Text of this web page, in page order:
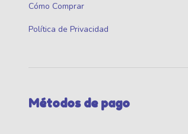
Cómo Comprar
Política de Privacidad
Métodos de pago